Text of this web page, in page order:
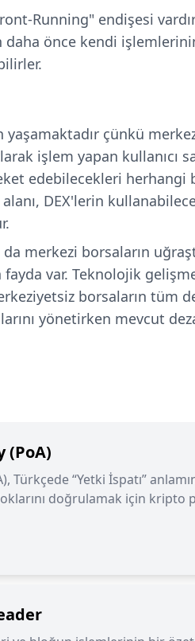
Running" endişesi
daha önce kendi
çünkü
işlem yapan kullanıcı
edebilecekleri herhangi
DEX'lerin
merkezi borsaların
var. Teknolojik
borsaların tüm
yönetirken mevcut
(PoA)
Türkçede “Yetki İspatı”
doğrulamak için